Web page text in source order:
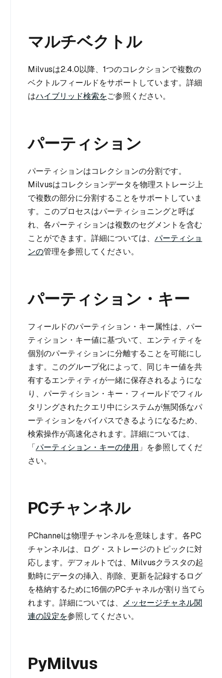
マルチベクトル
Milvusは2.4.0以降、1つのコレクションで複数の
ベクトルフィールドをサポートしています。詳細
はハイブリッド検索をご参照ください。
パーティション
パーティションはコレクションの分割です。
Milvusはコレクションデータを物理ストレージ上
で複数の部分に分割することをサポートしていま
す。このプロセスはパーティショニングと呼ば
れ、各パーティションは複数のセグメントを含む
ことができます。詳細については、 パーティショ
ンの管理を参照してください。
パーティション・キー
フィールドのパーティション・キー属性は、パー
ティション・キー値に基づいて、エンティティを
個別のパーティションに分離することを可能にし
ます。このグループ化によって、同じキー値を共
有するエンティティが一緒に保存されるようにな
り、パーティション・キー・フィールドでフィル
タリングされたクエリ中にシステムが無関係なパ
ーティションをバイパスできるようになるため、
検索操作が高速化されます。詳細については、
「パーティション・キーの使用 」を参照してくだ
さい。
PCチャンネル
PChannelは物理チャンネルを意味します。各PC
チャンネルは、ログ・ストレージのトピックに対
応します。デフォルトでは、Milvusクラスタの起
動時にデータの挿入、削除、更新を記録するログ
を格納するために16個のPCチャネルが割り当てら
れます。詳細については、 メッセージチャネル関
連の設定を参照してください。
PyMilvus